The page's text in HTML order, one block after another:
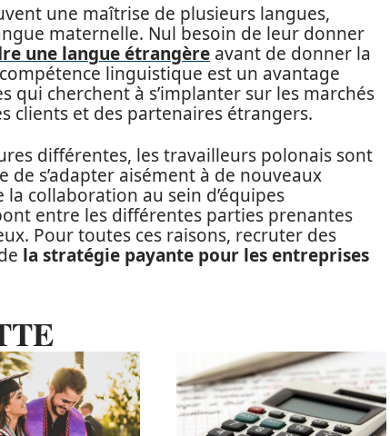
une maîtrise de plusieurs langues,
maternelle. Nul besoin de leur donner
une langue étrangère avant de donner la
linguistique est un avantage
qui cherchent à s’implanter sur les marchés
clients et des partenaires étrangers.
différentes, les travailleurs polonais sont
s’adapter aisément à de nouveaux
collaboration au sein d’équipes
entre les différentes parties prenantes
Pour toutes ces raisons, recruter des
la stratégie payante pour les entreprises